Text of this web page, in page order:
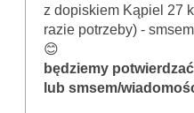
z dopiskiem Kąpiel 27
razie potrzeby) -
😊
będziemy
lub smsem/